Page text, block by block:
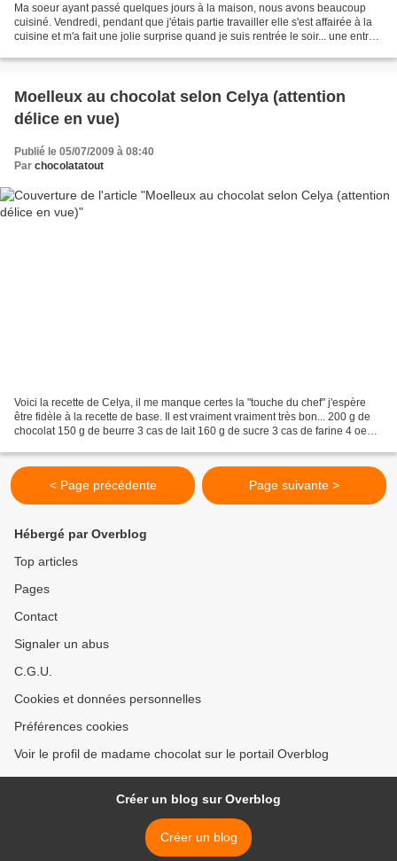
Ma soeur ayant passé quelques jours à la maison, nous avons beaucoup
cuisiné. Vendredi, pendant que j'étais partie travailler elle s'est affairée à la
cuisine et m'a fait une jolie surprise quand je suis rentrée le soir... une entrée
Moelleux au chocolat selon Celya (attention
délice en vue)
Publié le 05/07/2009 à 08:40
Par chocolatatout
Voici la recette de Celya, il me manque certes la "touche du chef" j'espère
être fidèle à la recette de base. Il est vraiment vraiment très bon... 200 g de
chocolat 150 g de beurre 3 cas de lait 160 g de sucre 3 cas de farine 4 oeufs
< Page précédente Page suivante >
Hébergé par Overblog
Top articles
Pages
Contact
Signaler un abus
C.G.U.
Cookies et données personnelles
Préférences cookies
Voir le profil de madame chocolat sur le portail Overblog
Créer un blog sur Overblog
Créer un blog